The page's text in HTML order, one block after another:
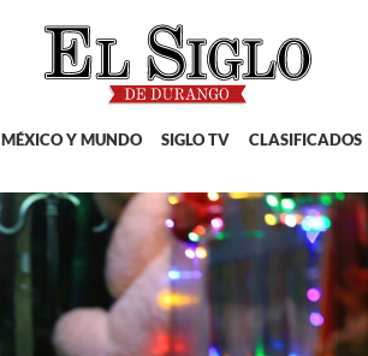
MÉXICO Y MUNDO SIGLO TV CLASIFICADOS